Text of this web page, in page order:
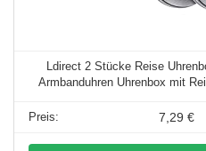
Ldirect 2 Stücke Reise
Armbanduhren Uhrenbox mit
7,29 €